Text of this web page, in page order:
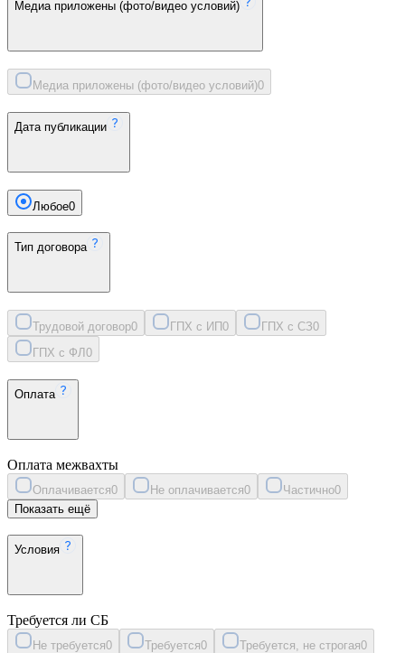
Медиа приложены (фото/видео условий)
Медиа приложены (фото/видео условий)0
Дата публикации
Любое0
Тип договора
Трудовой договор0 ГПХ с ИП0 ГПХ с СЗ0
ГПХ с ФЛ 0
Оплата
Оплата межвахты
Оплачивается0 Не оплачивается0 Частично0
Показать ещё
Условия
Требуется ли СБ
Не требуется0 Требуется0 Требуется, не строгая0